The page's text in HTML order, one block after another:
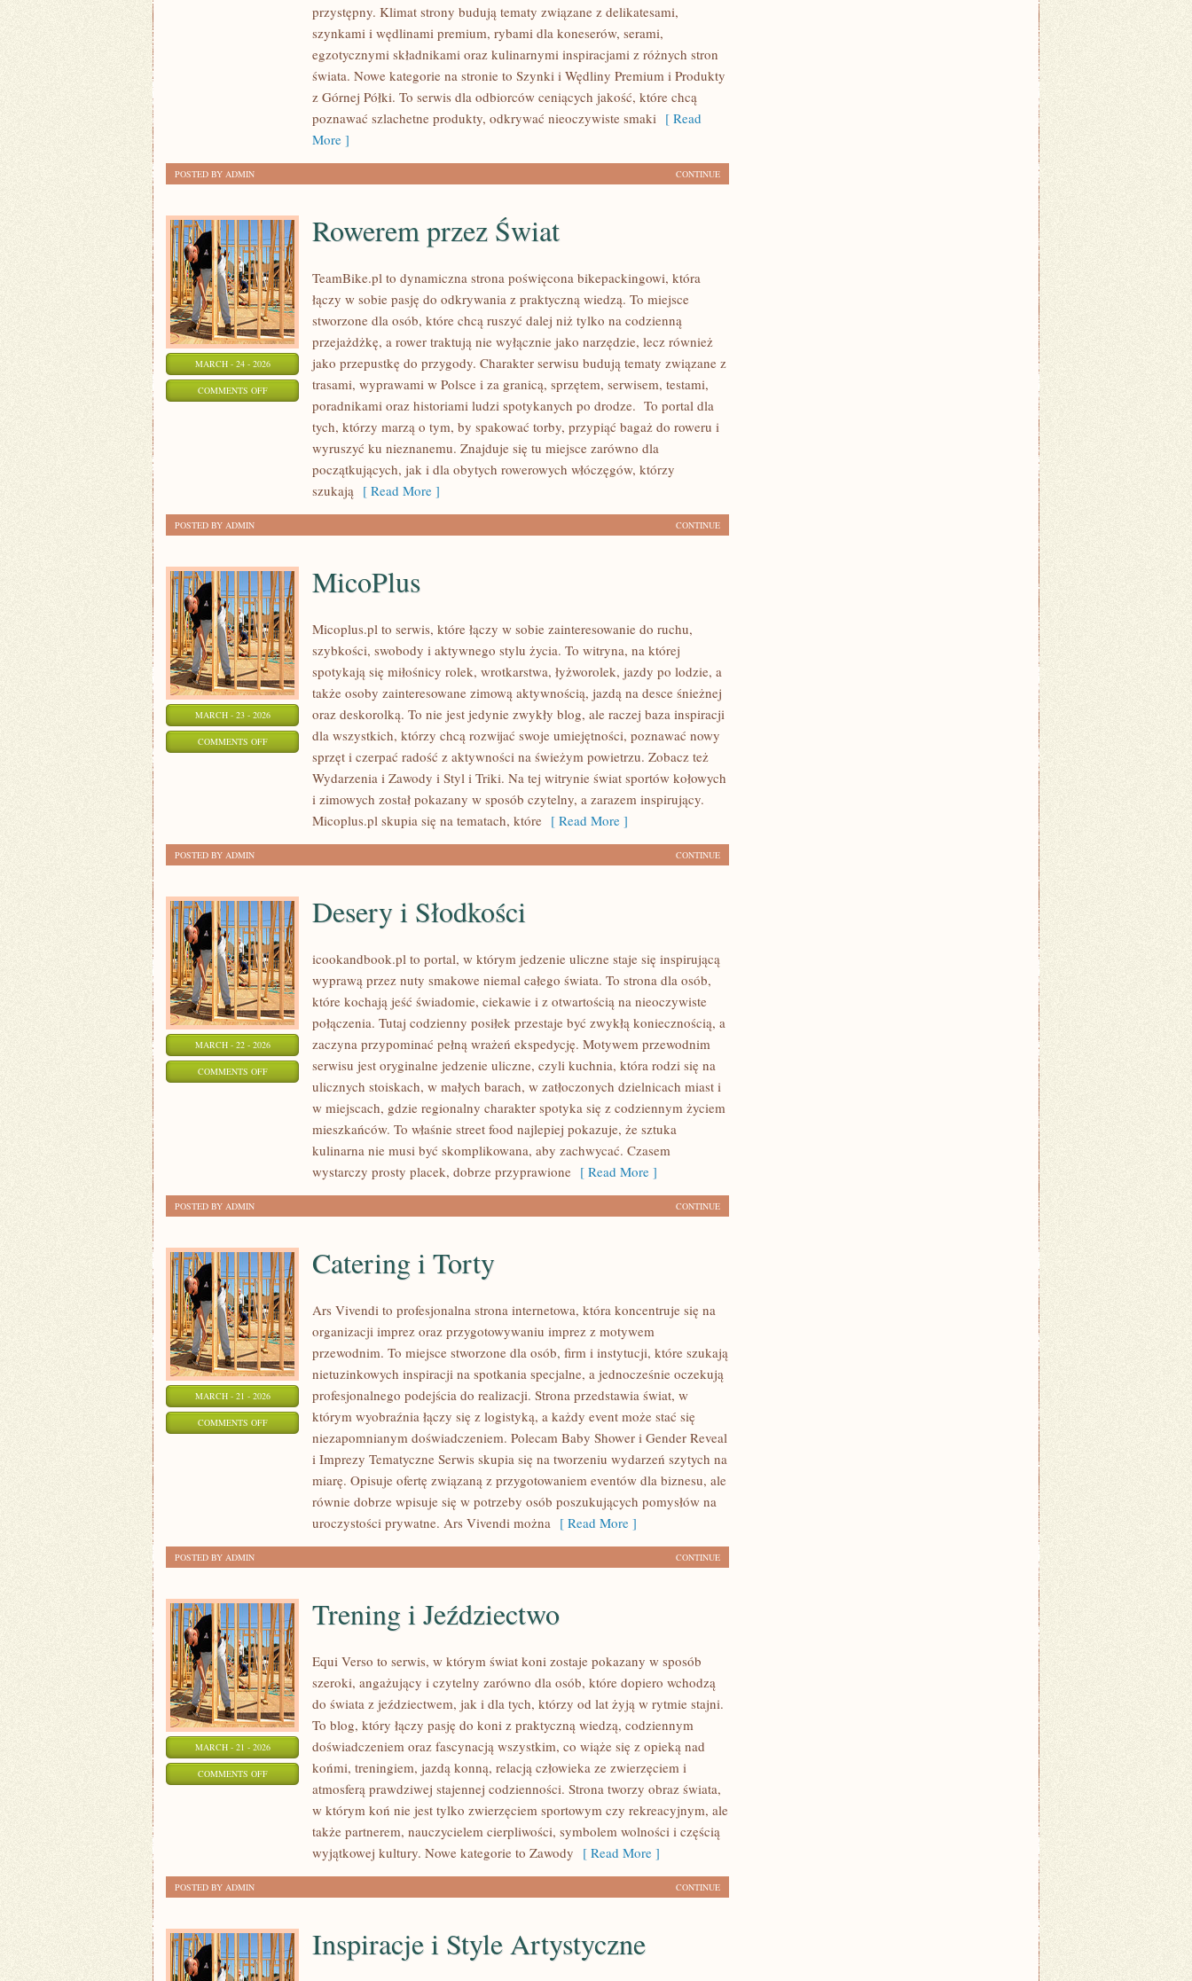
ZAKĄTKÓW
przystępny. Klimat strony budują tematy związane z delikatesami,
szynkami i wędlinami premium, rybami dla koneserów, serami,
egzotycznymi składnikami oraz kulinarnymi inspiracjami z różnych stron
świata. Nowe kategorie na stronie to Szynki i Wędliny Premium i Produkty
z Górnej Półki. To serwis dla odbiorców ceniących jakość, które chcą
poznawać szlachetne produkty, odkrywać nieoczywiste smaki [ Read
More ]
CONTINUE
POSTED BY ADMIN
MARCH - 24 - 2026
COMMENTS OFFON
Rowerem przez Świat
TeamBike.pl to dynamiczna strona poświęcona bikepackingowi, która
łączy w sobie pasję do odkrywania z praktyczną wiedzą. To miejsce
stworzone dla osób, które chcą ruszyć dalej niż tylko na codzienną
przejażdżkę, a rower traktują nie wyłącznie jako narzędzie, lecz również
jako przepustkę do przygody. Charakter serwisu budują tematy związane z
trasami, wyprawami w Polsce i za granicą, sprzętem, serwisem, testami,
poradnikami oraz historiami ludzi spotykanych po drodze. To portal dla
tych, którzy marzą o tym, by spakować torby, przypiąć bagaż do roweru i
wyruszyć ku nieznanemu. Znajduje się tu miejsce zarówno dla
początkujących, jak i dla obytych rowerowych włóczęgów, którzy
szukają [ Read More ]
CONTINUE
POSTED BY ADMIN
MARCH - 23 - 2026
COMMENTS OFFON
MicoPlus
Micoplus.pl to serwis, które łączy w sobie zainteresowanie do ruchu,
szybkości, swobody i aktywnego stylu życia. To witryna, na której
spotykają się miłośnicy rolek, wrotkarstwa, łyżworolek, jazdy po lodzie, a
także osoby zainteresowane zimową aktywnością, jazdą na desce śnieżnej
oraz deskorolką. To nie jest jedynie zwykły blog, ale raczej baza inspiracji
dla wszystkich, którzy chcą rozwijać swoje umiejętności, poznawać nowy
sprzęt i czerpać radość z aktywności na świeżym powietrzu. Zobacz też
Wydarzenia i Zawody i Styl i Triki. Na tej witrynie świat sportów kołowych
i zimowych został pokazany w sposób czytelny, a zarazem inspirujący.
Micoplus.pl skupia się na tematach, które [ Read More ]
CONTINUE
POSTED BY ADMIN
MARCH - 22 - 2026
COMMENTS OFFON
SŁODKOŚCI
Desery i Słodkości
icookandbook.pl to portal, w którym jedzenie uliczne staje się inspirującą
wyprawą przez nuty smakowe niemal całego świata. To strona dla osób,
które kochają jeść świadomie, ciekawie i z otwartością na nieoczywiste
połączenia. Tutaj codzienny posiłek przestaje być zwykłą koniecznością, a
zaczyna przypominać pełną wrażeń ekspedycję. Motywem przewodnim
serwisu jest oryginalne jedzenie uliczne, czyli kuchnia, która rodzi się na
ulicznych stoiskach, w małych barach, w zatłoczonych dzielnicach miast i
w miejscach, gdzie regionalny charakter spotyka się z codziennym życiem
mieszkańców. To właśnie street food najlepiej pokazuje, że sztuka
kulinarna nie musi być skomplikowana, aby zachwycać. Czasem
wystarczy prosty placek, dobrze przyprawione [ Read More ]
CONTINUE
POSTED BY ADMIN
MARCH - 21 - 2026
COMMENTS OFFON
Catering i Torty
Ars Vivendi to profesjonalna strona internetowa, która koncentruje się na
organizacji imprez oraz przygotowywaniu imprez z motywem
przewodnim. To miejsce stworzone dla osób, firm i instytucji, które szukają
nietuzinkowych inspiracji na spotkania specjalne, a jednocześnie oczekują
profesjonalnego podejścia do realizacji. Strona przedstawia świat, w
którym wyobraźnia łączy się z logistyką, a każdy event może stać się
niezapomnianym doświadczeniem. Polecam Baby Shower i Gender Reveal
i Imprezy Tematyczne Serwis skupia się na tworzeniu wydarzeń szytych na
miarę. Opisuje ofertę związaną z przygotowaniem eventów dla biznesu, ale
równie dobrze wpisuje się w potrzeby osób poszukujących pomysłów na
uroczystości prywatne. Ars Vivendi można [ Read More ]
CONTINUE
POSTED BY ADMIN
MARCH - 21 - 2026
COMMENTS OFFON
JEŹDZIECTWO
Trening i Jeździectwo
Equi Verso to serwis, w którym świat koni zostaje pokazany w sposób
szeroki, angażujący i czytelny zarówno dla osób, które dopiero wchodzą
do świata z jeździectwem, jak i dla tych, którzy od lat żyją w rytmie stajni.
To blog, który łączy pasję do koni z praktyczną wiedzą, codziennym
doświadczeniem oraz fascynacją wszystkim, co wiąże się z opieką nad
końmi, treningiem, jazdą konną, relacją człowieka ze zwierzęciem i
atmosferą prawdziwej stajennej codzienności. Strona tworzy obraz świata,
w którym koń nie jest tylko zwierzęciem sportowym czy rekreacyjnym, ale
także partnerem, nauczycielem cierpliwości, symbolem wolności i częścią
wyjątkowej kultury. Nowe kategorie to Zawody [ Read More ]
CONTINUE
POSTED BY ADMIN
Inspiracje i Style Artystyczne